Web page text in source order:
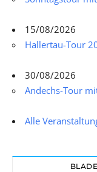
15/08/2026
Hallertau-Tour
30/08/2026
Andechs-Tour
Alle